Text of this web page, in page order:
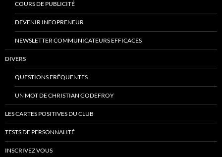
COURS DE PUBLICITÉ
DEVENIR INFOPRENEUR
NEWSLETTER COMMUNICATEURS EFFICACES
DIVERS
QUESTIONS FRÉQUENTES
UN MOT DE CHRISTIAN GODEFROY
LES CARTES POSITIVES DU CLUB
TESTS DE PERSONNALITÉ
INSCRIVEZ VOUS